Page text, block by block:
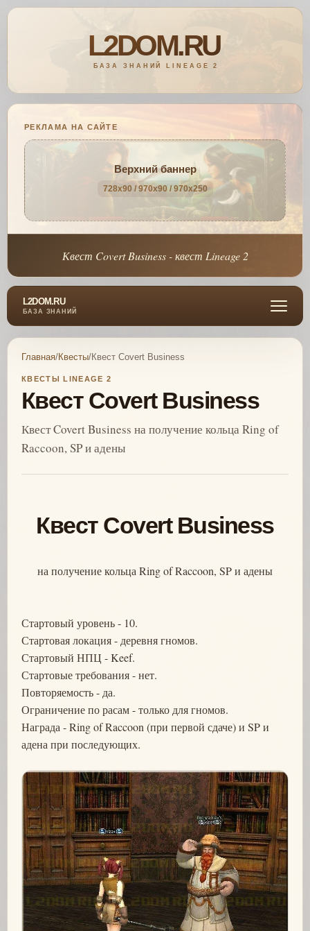
РЕКЛАМА НА САЙТЕ
Верхний баннер
728x90 / 970x90 / 970x250
Квест Covert Business - квест Lineage 2
L2DOM.RU
БАЗА ЗНАНИЙ
Главная/Квесты/Квест Covert Business
КВЕСТЫ LINEAGE 2
Квест Covert Business
Квест Covert Business на получение кольца Ring of
Raccoon, SP и адены
Квест Covert Business
на получение кольца Ring of Raccoon, SP и адены
Стартовый уровень - 10.
Стартовая локация - деревня гномов.
Стартовый НПЦ - Keef.
Стартовые требования - нет.
Повторяемость - да.
Ограничение по расам - только для гномов.
Награда - Ring of Raccoon (при первой сдаче) и SP и
адена при последующих.